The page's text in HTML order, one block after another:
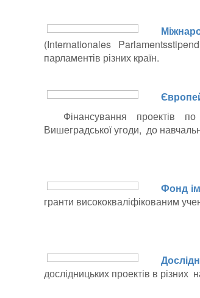
(Internationales
парламентів різних країн.
Фінансування проектів
Вишеградської угоди, до
Фонд
гранти висококваліфікованим
дослідницьких проектів в різних